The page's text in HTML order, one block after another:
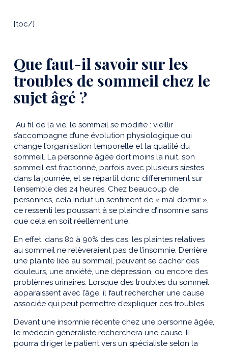
[toc/]
Que faut-il savoir sur les
troubles de sommeil chez le
sujet âgé ?
Au fil de la vie, le sommeil se modifie : vieillir
s’accompagne d’une évolution physiologique qui
change l’organisation temporelle et la qualité du
sommeil. La personne âgée dort moins la nuit, son
sommeil est fractionné, parfois avec plusieurs siestes
dans la journée, et se répartit donc différemment sur
l’ensemble des 24 heures. Chez beaucoup de
personnes, cela induit un sentiment de « mal dormir »,
ce ressenti les poussant à se plaindre d’insomnie sans
que cela en soit réellement une.
En effet, dans 80 à 90% des cas, les plaintes relatives
au sommeil ne relèveraient pas de l’insomnie. Derrière
une plainte liée au sommeil, peuvent se cacher des
douleurs, une anxiété, une dépression, ou encore des
problèmes urinaires. Lorsque des troubles du sommeil
apparaissent avec l’âge, il faut rechercher une cause
associée qui peut permettre d’expliquer ces troubles.
Devant une insomnie récente chez une personne âgée,
le médecin généraliste recherchera une cause. Il
pourra diriger le patient vers un spécialiste selon la